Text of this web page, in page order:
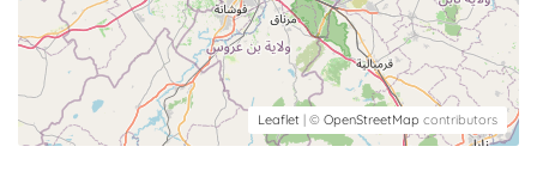
Leaflet | © OpenStreetMap contributors